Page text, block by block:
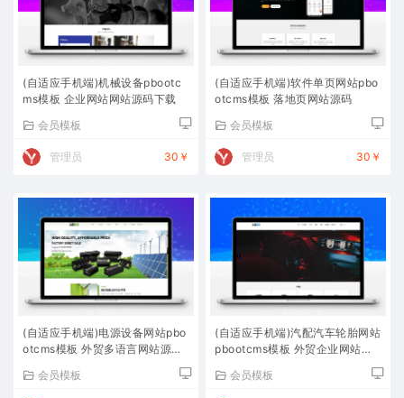
(自适应手机端)机械设备pbootc
ms模板 企业网站网站源码下载
会员模板
管理员 30￥
(自适应手机端)软件单页网站pbo
otcms模板 落地页网站源码
会员模板
管理员 30￥
(自适应手机端)电源设备网站pbo
otcms模板 外贸多语言网站源码
会员模板
(自适应手机端)汽配汽车轮胎网站
pbootcms模板 外贸企业网站源
会员模板